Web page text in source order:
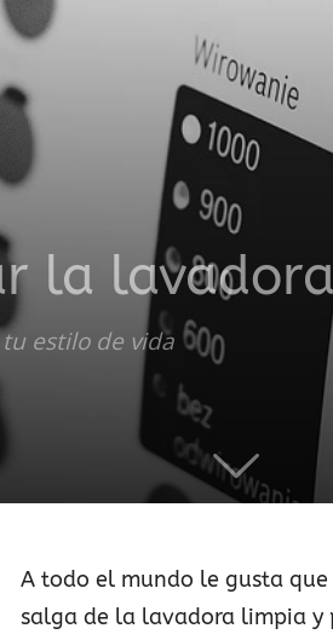
a
la
estilo de vida
A todo el mundo le gusta que
salga de la lavadora limpia y